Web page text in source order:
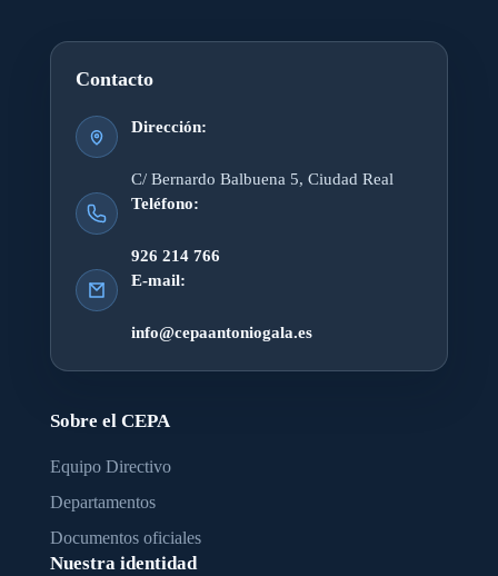
Contacto
Dirección:
C/ Bernardo Balbuena 5, Ciudad Real
Teléfono:
926 214 766
E-mail:
info@cepaantoniogala.es
Sobre el CEPA
Equipo Directivo
Departamentos
Documentos oficiales
Nuestra identidad